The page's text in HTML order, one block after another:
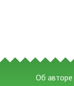
Об авторе